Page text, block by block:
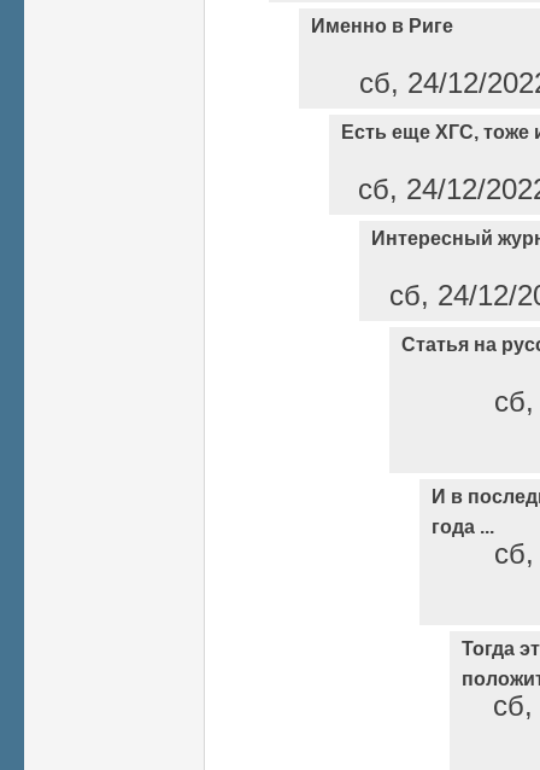
Именно в Риге
сб, 24/12/
Есть еще ХГС, тоже
сб, 24/12/
Интересный
сб, 24/12/
Статья на
И в
года ...
Тогда